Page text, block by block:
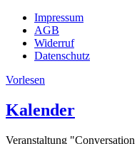
Impressum
AGB
Widerruf
Datenschutz
Vorlesen
Kalender
Veranstaltung